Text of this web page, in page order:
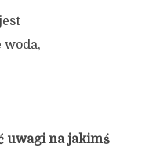
woda,
uwagi na jakimś